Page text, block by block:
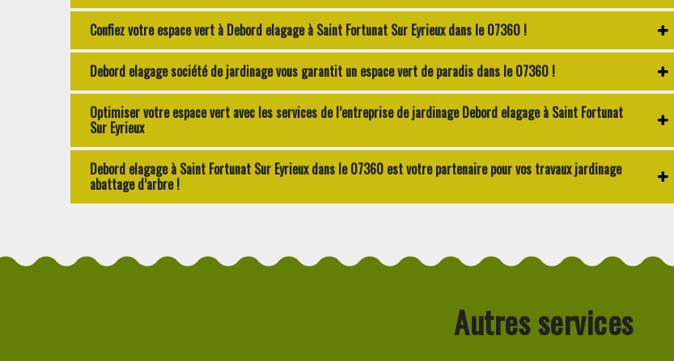
Confiez votre espace vert à Debord elagage à Saint Fortunat Sur Eyrieux dans le 07360 !
Debord elagage société de jardinage vous garantit un espace vert de paradis dans le 07360 !
Optimiser votre espace vert avec les services de l’entreprise de jardinage Debord elagage à Saint Fortunat
Sur Eyrieux
Debord elagage à Saint Fortunat Sur Eyrieux dans le 07360 est votre partenaire pour vos travaux jardinage
abattage d’arbre !
Autres services